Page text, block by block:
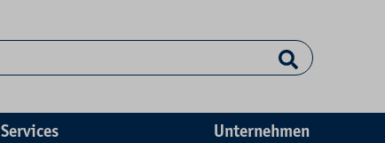
Services Unternehmen